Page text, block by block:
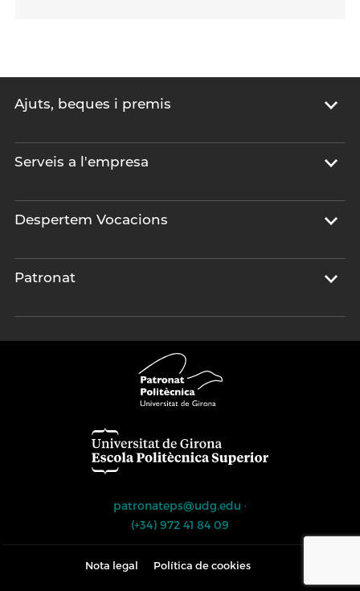
Ajuts, beques i premis
Serveis a l'empresa
Despertem Vocacions
Patronat
patronateps@udg.edu ·
(+34) 972 41 84 09
Nota legal Política de cookies